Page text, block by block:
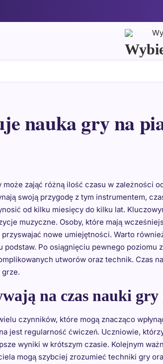
nauka gry na
zająć różną ilość czasu w zależności
swoją przygodę z tym instrumentem,
od kilku miesięcy do kilku lat.
muzyczne. Osoby, które mają
nowe umiejętności. Warto
podstaw. Po osiągnięciu pewnego poziomu
utworów oraz technik. Czas
na czas nauki
czynników, które mogą znacząco
jest regularność ćwiczeń. Uczniowie,
wyniki w krótszym czasie. Kolejnym
mogą szybciej zrozumieć techniki gry